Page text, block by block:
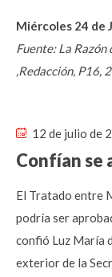
Miércoles 24 de
Fuente: La
,Redacción, P16,
12 de julio de
Confían se
El Tratado entre
podría ser
confió Luz María
exterior de la